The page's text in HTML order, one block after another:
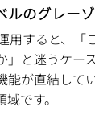
ルのグレー
用すると、「
」と迷うケー
能が直結して
です。